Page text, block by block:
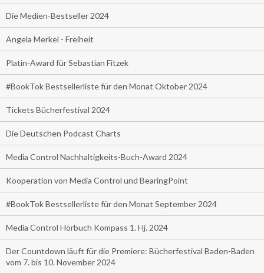
Die Medien-Bestseller 2024
Angela Merkel - Freiheit
Platin-Award für Sebastian Fitzek
#BookTok Bestsellerliste für den Monat Oktober 2024
Tickets Bücherfestival 2024
Die Deutschen Podcast Charts
Media Control Nachhaltigkeits-Buch-Award 2024
Kooperation von Media Control und BearingPoint
#BookTok Bestsellerliste für den Monat September 2024
Media Control Hörbuch Kompass 1. Hj. 2024
Der Countdown läuft für die Premiere: Bücherfestival Baden-Baden
vom 7. bis 10. November 2024